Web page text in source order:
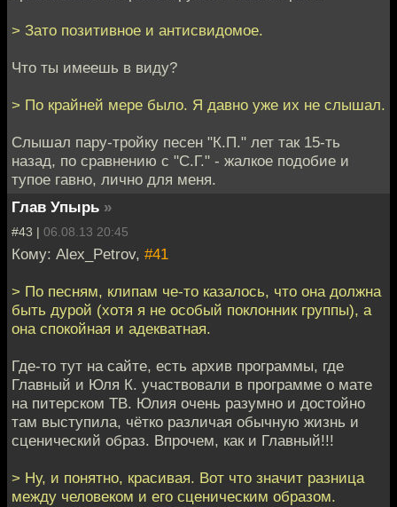
> Зато позитивное и антисвидомое.
Что ты имеешь в виду?
> По крайней мере было. Я давно уже их не слышал.
Слышал пару-тройку песен "К.П." лет так 15-ть
назад, по сравнению с "С.Г." - жалкое подобие и
тупое гавно, лично для меня.
Глав Упырь »
#43 | 06.08.13 20:45
Кому: Alex_Petrov, #41
> По песням, клипам че-то казалось, что она должна
быть дурой (хотя я не особый поклонник группы), а
она спокойная и адекватная.
Где-то тут на сайте, есть архив программы, где
Главный и Юля К. участвовали в программе о мате
на питерском ТВ. Юлия очень разумно и достойно
там выступила, чётко различая обычную жизнь и
сценический образ. Впрочем, как и Главный!!!
> Ну, и понятно, красивая. Вот что значит разница
между человеком и его сценическим образом.